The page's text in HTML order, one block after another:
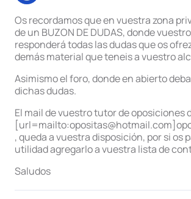
Os recordamos que en vuestra zona
de un BUZON DE DUDAS, donde
responderá todas las dudas que os
demás material que teneis a vuestro
Asimismo el foro, donde en abierto
dichas dudas.
El mail de vuestro tutor de oposiciones
, queda a vuestra disposición, por si os
utilidad agregarlo a vuestra lista de
Saludos